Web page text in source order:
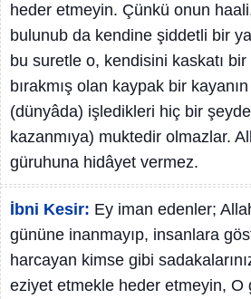
heder etmeyin. Çünkü onun
bulunub da kendine şiddetli bir
bu suretle o, kendisini kaskatı
bırakmış olan kaypak bir
(dünyâda) işledikleri hiç bir
kazanmıya) muktedir olmazlar.
güruhuna hidâyet vermez.
İbni Kesir: Ey iman edenler;
gününe inanmayıp, insanlara
harcayan kimse gibi
eziyet etmekle heder etmeyin, O